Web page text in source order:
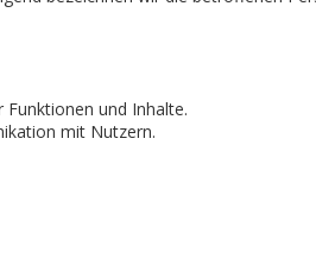
und Inhalte.
mit Nutzern.